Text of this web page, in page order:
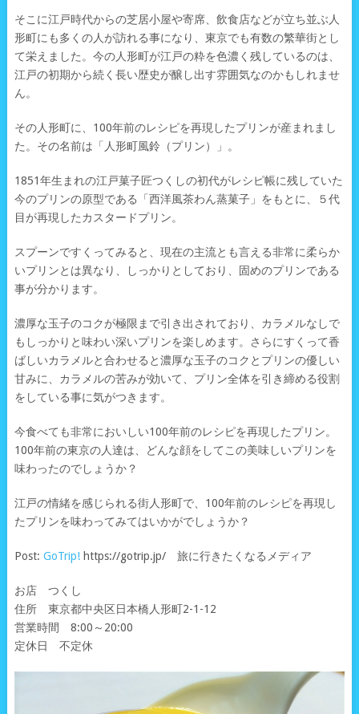
そこに江戸時代からの芝居小屋や寄席、飲食店などが立ち並ぶ人
形町にも多くの人が訪れる事になり、東京でも有数の繁華街とし
て栄えました。今の人形町が江戸の粋を色濃く残しているのは、
江戸の初期から続く長い歴史が醸し出す雰囲気なのかもしれませ
ん。
その人形町に、100年前のレシピを再現したプリンが産まれまし
た。その名前は「人形町風鈴（プリン）」。
1851年生まれの江戸菓子匠つくしの初代がレシピ帳に残していた
今のプリンの原型である「西洋風茶わん蒸菓子」をもとに、５代
目が再現したカスタードプリン。
スプーンですくってみると、現在の主流とも言える非常に柔らか
いプリンとは異なり、しっかりとしており、固めのプリンである
事が分かります。
濃厚な玉子のコクが極限まで引き出されており、カラメルなしで
もしっかりと味わい深いプリンを楽しめます。さらにすくって香
ばしいカラメルと合わせると濃厚な玉子のコクとプリンの優しい
甘みに、カラメルの苦みが効いて、プリン全体を引き締める役割
をしている事に気がつきます。
今食べても非常においしい100年前のレシピを再現したプリン。
100年前の東京の人達は、どんな顔をしてこの美味しいプリンを
味わったのでしょうか？
江戸の情緒を感じられる街人形町で、100年前のレシピを再現し
たプリンを味わってみてはいかがでしょうか？
Post: GoTrip!https://gotrip.jp/ 旅に行きたくなるメディア
お店 つくし
住所 東京都中央区日本橋人形町2-1-12
営業時間 8:00～20:00
定休日 不定休